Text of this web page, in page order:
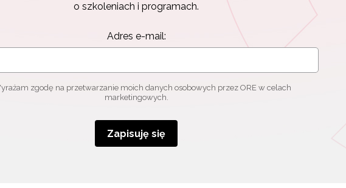
o szkoleniach i programach.
Adres e-mail:
zgodę na przetwarzanie moich danych osobowych przez ORE w celach
marketingowych.
Zapisuję się